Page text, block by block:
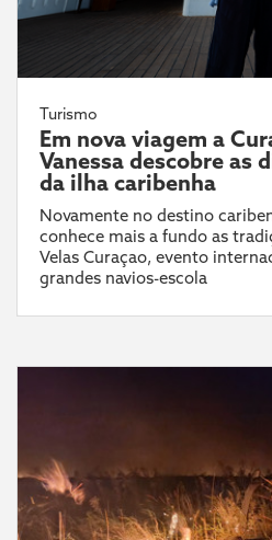
Turismo
Em nova viagem a
Vanessa descobre as
da ilha caribenha
Novamente no destino
conhece mais a fundo as
Velas Curaçao, evento
grandes navios-escola